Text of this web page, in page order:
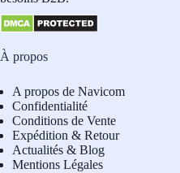
À propos
A propos de Navicom
Confidentialité
Conditions de Vente
Expédition & Retour
Actualités & Blog
Mentions Légales